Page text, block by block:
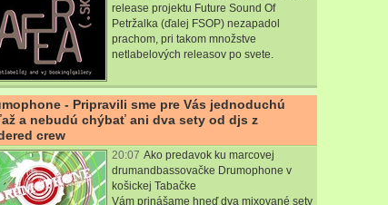
release projektu Future Sound Of
Petržalka (ďalej FSOP) nezapadol
prachom, pri takom množstve
netlabelových releasov po svete.
- Pripravili sme pre Vás jednoduchú
a nebudú chýbať ani dva sety od djs z
crew
20:07 Ako predavok ku marcovej
drumandbassovačke Drumophone v
košickej Tabačke
Vám prinášame hneď dva mixované sety